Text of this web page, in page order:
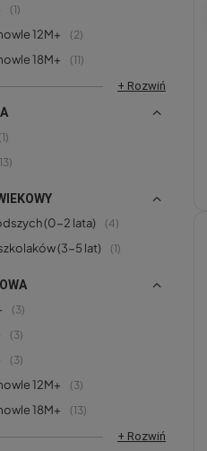
1
12M+ 2
18M+
11
+ Rozwiń
1
13
(0-2 lata)
4
(3-5 lat) 1
3
3
3
12M+ 3
18M+
13
+ Rozwiń